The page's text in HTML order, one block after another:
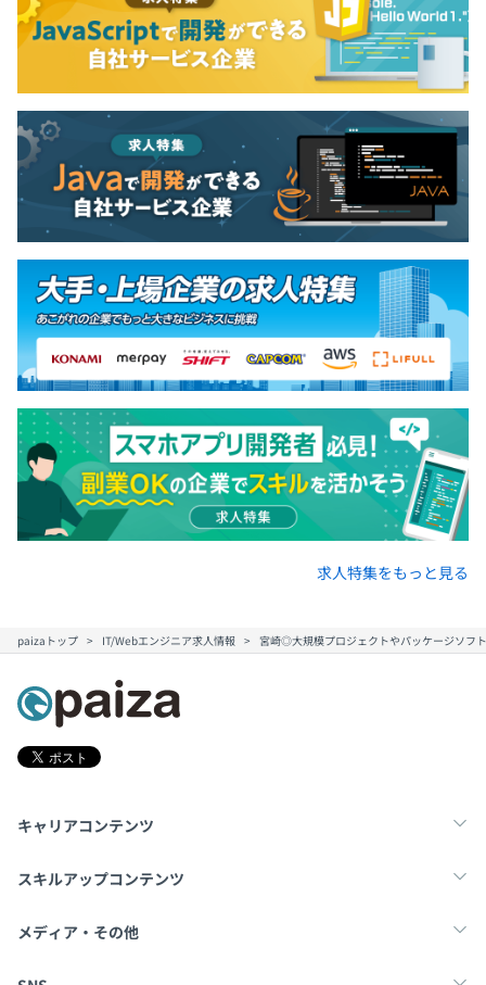
求人特集をもっと見る
paizaトップ IT/Webエンジニア求人情報 宮崎◎大規模プロジェクトやパッケージソフ
キャリアコンテンツ
転職・キャリア
スキルアップコンテンツ
学習
メディア・その他